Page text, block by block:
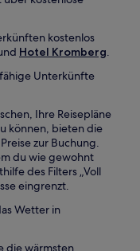
kostenlos
Hotel Kromberg.
Unterkünfte
Ihre Reisepläne
können, bieten die
zur Buchung.
du wie gewohnt
des Filters „Voll
eingrenzt.
Wetter in
die wärmsten